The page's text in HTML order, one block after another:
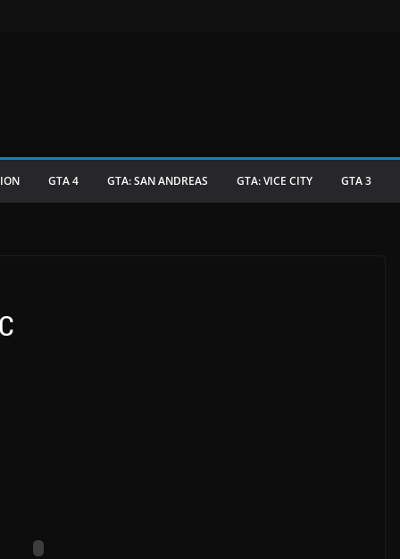
GTA 4 GTA: SAN ANDREAS GTA: VICE CITY GTA 3